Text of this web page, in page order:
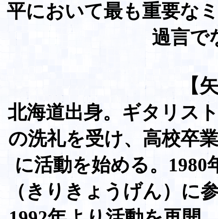
平において最も重要な
過言で
【
北海道出身。ギタリス
の洗礼を受け、高校卒
に活動を始める。
（きりきょうげん）に